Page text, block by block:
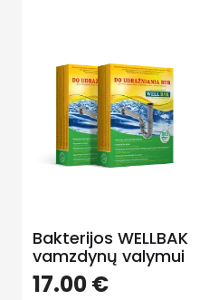
Bakterijos WELLBAK
vamzdynų valymui
17.00€